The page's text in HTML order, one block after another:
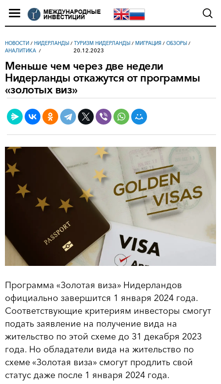
НОВОСТИ / НИДЕРЛАНДЫ / ТУРИЗМ НИДЕРЛАНДЫ / МИГРАЦИЯ / ОБЗОРЫ /
АНАЛИТИКА
20.12.2023
Меньше чем через две недели
Нидерланды откажутся от программы
«золотых виз»
Программа «Золотая виза» Нидерландов
официально завершится 1 января 2024 года.
Соответствующие критериям инвесторы смогут
подать заявление на получение вида на
жительство по этой схеме до 31 декабря 2023
года. Но обладатели вида на жительство по
схеме «Золотая виза» смогут продлить свой
статус даже после 1 января 2024 года.